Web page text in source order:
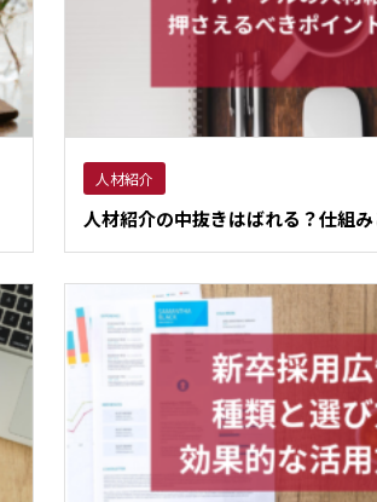
人材紹介
人材紹介の中抜きはばれる？仕組